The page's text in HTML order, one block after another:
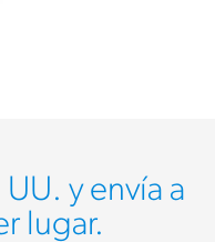
y envía a
lugar.